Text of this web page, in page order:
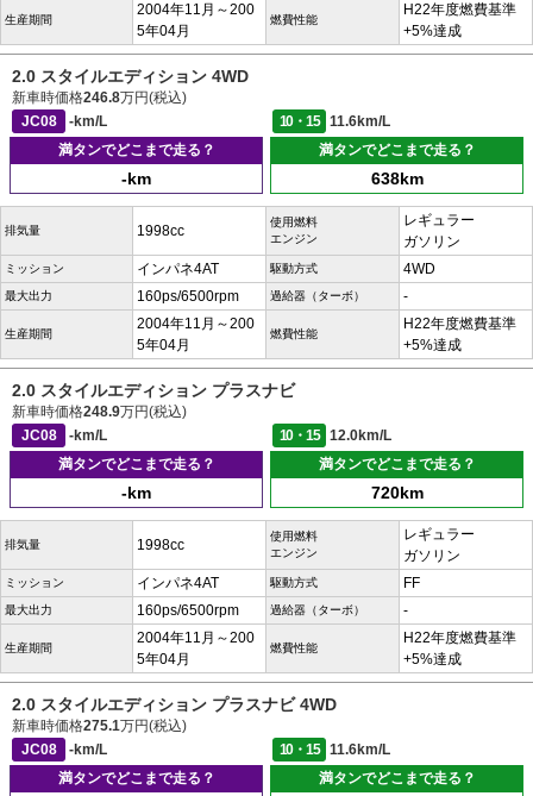
生産期間
2004年11月～200
5年04月
燃費性能
H22年度燃費基準
+5%達成
2.0 スタイルエディション 4WD
新車時価格246.8万円(税込)
JC08
-km/L 10・15
11.6km/L
満タンでどこまで走る？
-km
満タンでどこまで走る？
638km
排気量 1998cc
使用燃料
エンジン
レギュラー
ガソリン
ミッション インパネ4AT 駆動方式 4WD
最大出力 160ps/6500rpm 過給器（ターボ） -
生産期間
2004年11月～200
5年04月
燃費性能
H22年度燃費基準
+5%達成
2.0 スタイルエディション プラスナビ
新車時価格248.9万円(税込)
JC08
-km/L 10・15
12.0km/L
満タンでどこまで走る？
-km
満タンでどこまで走る？
720km
排気量 1998cc
使用燃料
エンジン
レギュラー
ガソリン
ミッション インパネ4AT 駆動方式 FF
最大出力 160ps/6500rpm 過給器（ターボ） -
生産期間
2004年11月～200
5年04月
燃費性能
H22年度燃費基準
+5%達成
2.0 スタイルエディション プラスナビ 4WD
新車時価格275.1万円(税込)
JC08
-km/L 10・15
11.6km/L
満タンでどこまで走る？
満タンでどこまで走る？